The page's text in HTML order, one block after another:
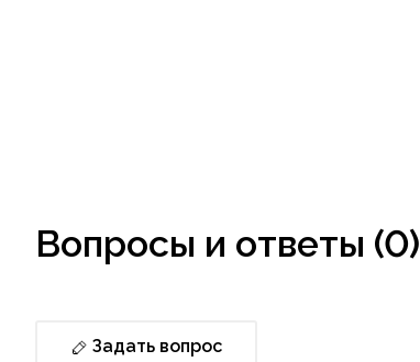
Вопросы и ответы (0)
Задать вопрос